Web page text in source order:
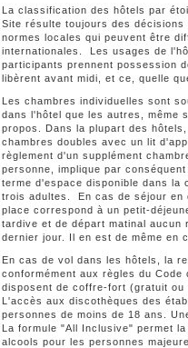
La classification des hôtels par
Site résulte toujours des
normes locales qui peuvent être
internationales. Les usages de
participants prennent possession
libèrent avant midi, et ce, quelle
Les chambres individuelles sont
dans l'hôtel que les autres, même
propos. Dans la plupart des
chambres doubles avec un lit
règlement d'un supplément
personne, implique par
terme d'espace disponible dans la
trois adultes. En cas de séjour en
place correspond à un petit-
tardive et de départ matinal
dernier jour. Il en est de même en
En cas de vol dans les hôtels, la
conformément aux règles du
disposent de coffre-fort (gratuit ou
L'accès aux discothèques des
personnes de moins de 18 ans.
La formule "All Inclusive" permet
alcools pour les personnes